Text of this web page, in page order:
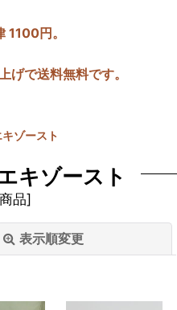
1100円。
で送料無料です。
ゾースト
キゾースト
品]
表示順変更